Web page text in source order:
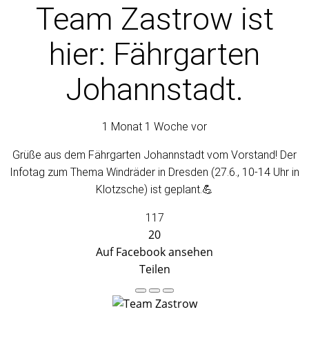
Team Zastrow ist
hier: Fährgarten
Johannstadt.
1 Monat 1 Woche vor
Grüße aus dem Fährgarten Johannstadt vom Vorstand! Der
Infotag zum Thema Windräder in Dresden (27.6., 10-14 Uhr in
Klotzsche) ist geplant.💪
117
20
Auf Facebook ansehen
Teilen